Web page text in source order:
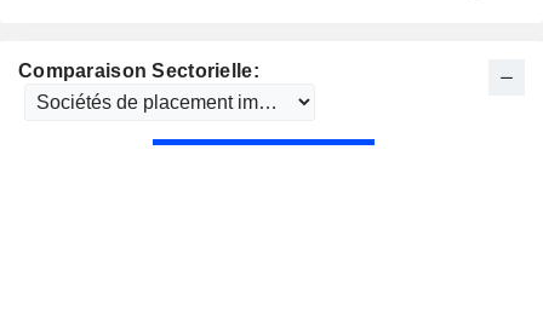
Comparaison Sectorielle: